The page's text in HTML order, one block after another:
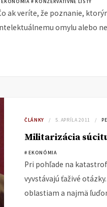
ak veríte, že poznanie,
omylu alebo
ČLÁNKY 5. APRÍLA 2011
Militarizácia
# EKONÓMIA
Pri pohľade na
vyvstávajú ťaživé
oblastiam a najmä